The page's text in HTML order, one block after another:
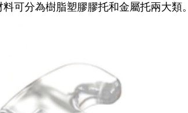
可分為樹脂塑膠膠托和金屬托兩大類。